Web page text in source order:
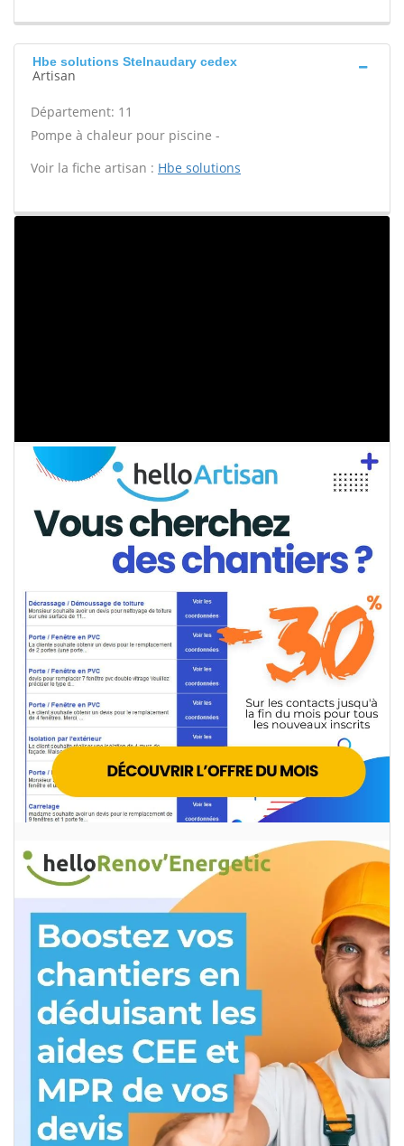
Hbe solutions Stelnaudary cedex
Artisan
Département: 11
Pompe à chaleur pour piscine -
Voir la fiche artisan : Hbe solutions